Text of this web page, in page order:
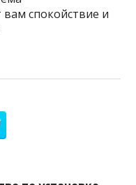
спокойствие и